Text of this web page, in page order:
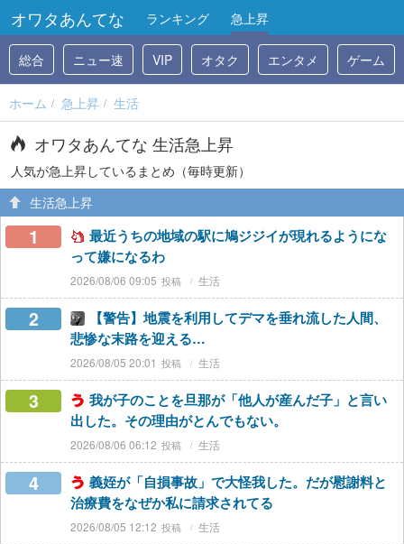
オワタあんてな ランキング 急上昇
総合 ニュー速 VIP オタク エンタメ ゲーム
ホーム 急上昇 生活
オワタあんてな 生活急上昇
人気が急上昇しているまとめ（毎時更新）
生活急上昇
1
最近うちの地域の駅に鳩ジジイが現れるようにな
って嫌になるわ
2026/08/06 09:05 生活
2
【警告】地震を利用してデマを垂れ流した人間、
悲惨な末路を迎える…
2026/08/05 20:01 生活
3
我が子のことを旦那が「他人が産んだ子」と言い
出した。その理由がとんでもない。
2026/08/06 06:12 生活
4
義姪が「自損事故」で大怪我した。だが慰謝料と
治療費をなぜか私に請求されてる
2026/08/05 12:12 生活